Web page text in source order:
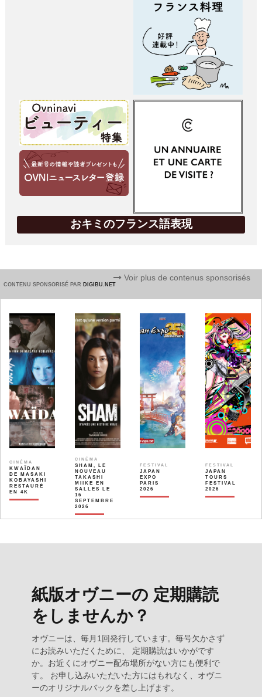
おキミのフランス語表現
CONTENU SPONSORISÉ PAR DIGIBU.NET
Voir plus de contenus sponsorisés
CINÉMA
KWAÏDAN
DE MASAKI
KOBAYASHI
RESTAURÉ
EN 4K
CINÉMA
SHAM, LE
NOUVEAU
TAKASHI
MIIKE EN
SALLES LE
16
SEPTEMBRE
2026
FESTIVAL
JAPAN
EXPO
PARIS
2026
FESTIVAL
JAPAN
TOURS
FESTIVAL
2026
紙版オヴニーの 定期購読
をしませんか？
オヴニーは、毎月1回発行しています。毎号欠かさず
にお読みいただくために、 定期購読はいかがです
か。お近くにオヴニー配布場所がない方にも便利で
す。 お申し込みいただいた方にはもれなく、オヴニ
ーのオリジナルバックを差し上げます。